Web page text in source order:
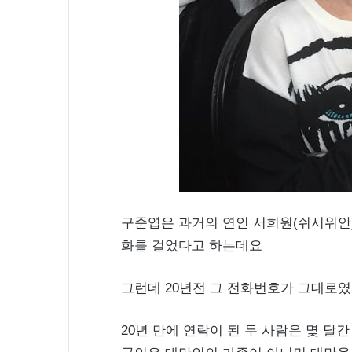
구준엽은 과거의 연인 서희원(쉬시위
화를 걸었다고 하는데요
그런데 20년전 그 전화번호가 그대로
20년 만에 연락이 된 두 사람은 몇 달